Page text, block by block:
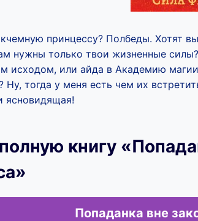
принцессу? Полбеды. Хотят
нужны только твои жизненные
исходом, или айда в Академию
Ну, тогда у меня есть чем их
ясновидящая!
книгу
Попаданка вне